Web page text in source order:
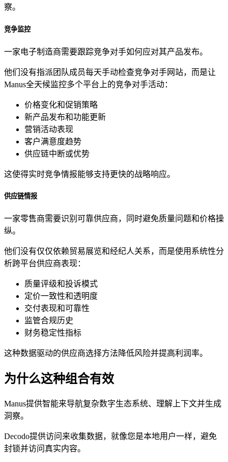
察。
竞争监控
一家电子制造商需要跟踪竞争对手如何应对其产品发布。
他们没有指派团队成员每天手动检查竞争对手网站，而是让
Manus全天候监控多个平台上的竞争对手活动：
价格变化和促销策略
新产品发布和功能更新
营销活动表现
客户满意度趋势
供应链中断或优势
这使得实时竞争情报能够支持更快的战略响应。
供应链情报
一家零售商需要识别可靠供应商，同时避免质量问题和价格操
纵。
他们没有仅仅依赖贸易展览和经纪人关系，而是使用系统性分
析跨平台供应商表现：
质量评级和投诉模式
定价一致性和透明度
交付表现和可靠性
监管合规历史
财务稳定性指标
这种数据驱动的供应商选择方法降低风险并提高利润率。
为什么这种组合有效
Manus提供智能来导航复杂数字生态系统、理解上下文并生成
洞察。
Decodo提供访问来收集数据，就像您是本地用户一样，避免
封锁并访问真实内容。